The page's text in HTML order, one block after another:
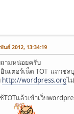
นธ์ 2012, 13:34:19
ามหน่อยครับ
นเตอร์เน็ต TOT แถวชล
http://wordpress.orgไ
TOTแล้วเข้าเว็บ